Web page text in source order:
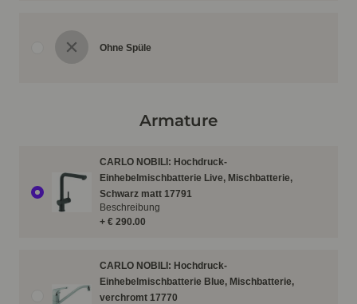
Ohne Spüle
Armature
CARLO NOBILI: Hochdruck-
Einhebelmischbatterie Live, Mischbatterie,
Schwarz matt 17791
+ € 290.00
Beschreibung
CARLO NOBILI: Hochdruck-
Einhebelmischbatterie Blue, Mischbatterie,
verchromt 17770